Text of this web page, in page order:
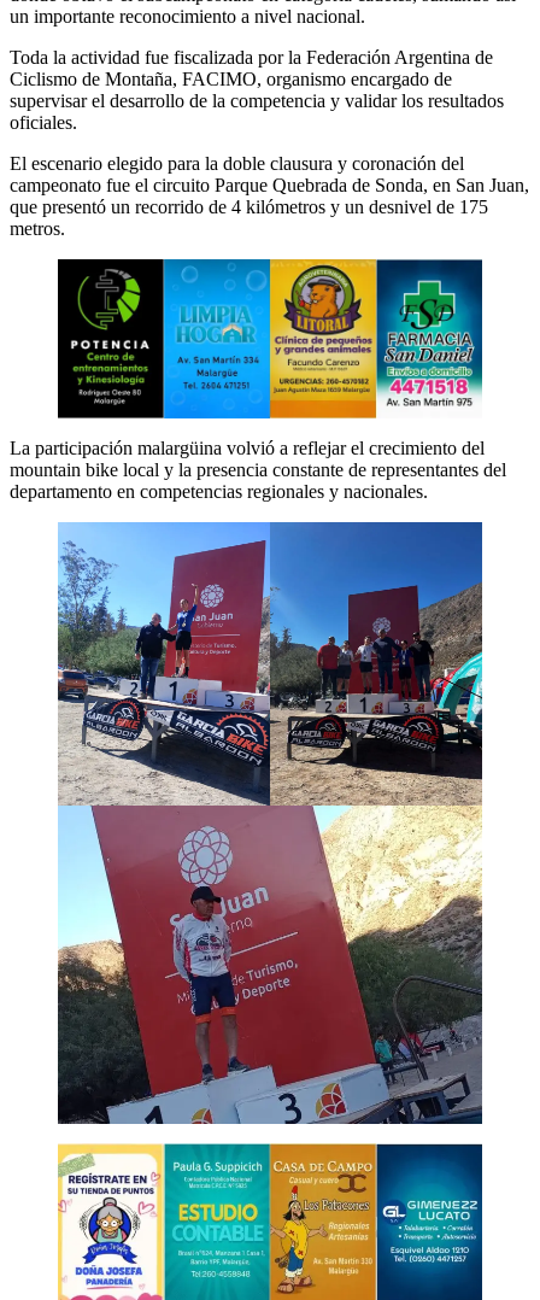
un importante reconocimiento a nivel nacional.
Toda la actividad fue fiscalizada por la Federación Argentina de
Ciclismo de Montaña, FACIMO, organismo encargado de
supervisar el desarrollo de la competencia y validar los resultados
oficiales.
El escenario elegido para la doble clausura y coronación del
campeonato fue el circuito Parque Quebrada de Sonda, en San Juan,
que presentó un recorrido de 4 kilómetros y un desnivel de 175
metros.
La participación malargüina volvió a reflejar el crecimiento del
mountain bike local y la presencia constante de representantes del
departamento en competencias regionales y nacionales.